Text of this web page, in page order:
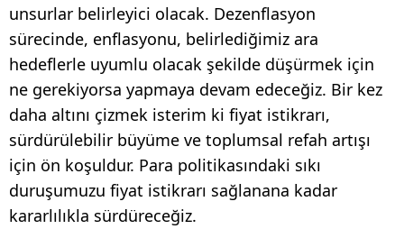
unsurlar belirleyici olacak. Dezenflasyon
sürecinde, enflasyonu, belirlediğimiz ara
hedeflerle uyumlu olacak şekilde düşürmek için
ne gerekiyorsa yapmaya devam edeceğiz. Bir kez
daha altını çizmek isterim ki fiyat istikrarı,
sürdürülebilir büyüme ve toplumsal refah artışı
için ön koşuldur. Para politikasındaki sıkı
duruşumuzu fiyat istikrarı sağlanana kadar
kararlılıkla sürdüreceğiz.